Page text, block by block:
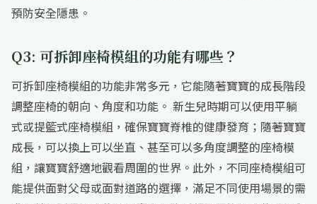
預防安全隱患。
Q3: 可拆卸座椅模組的功能有哪些？
可拆卸座椅模組的功能非常多元，它能隨著寶寶的成長階段
調整座椅的朝向、角度和功能。 新生兒時期可以使用平躺
式或提籃式座椅模組，確保寶寶脊椎的健康發育；隨著寶寶
成長，可以換上可以坐直、甚至可以多角度調整的座椅模
組，讓寶寶舒適地觀看周圍的世界。此外，不同座椅模組可
能提供面對父母或面對道路的選擇，滿足不同使用場景的需